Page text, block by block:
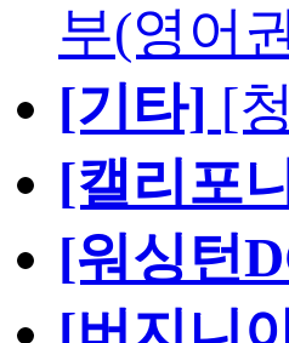
부(영어
[기타] [
[캘리포
[워싱턴